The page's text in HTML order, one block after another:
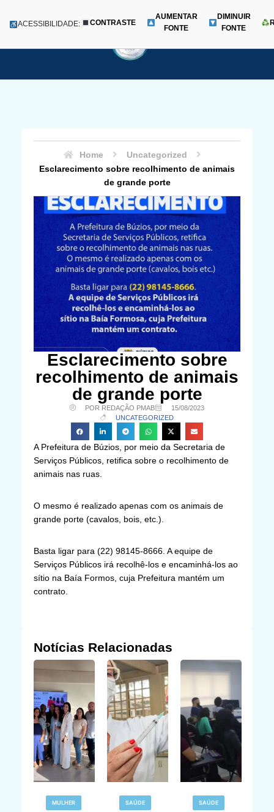
para
Menu
ACESSIBILIDADE: CONTRASTE
AUMENTAR
FONTE
DIMINUIR
FONTE
Home
Uncategorized
Esclarecimento sobre recolhimento de animais
de grande porte
Esclarecimento sobre
recolhimento de animais
de grande porte
POR REDAÇÃO PMAB
15/08/2023
UNCATEGORIZED
A Prefeitura de Búzios, por meio da Secretaria de
Serviços Públicos, retifica sobre o recolhimento de
animais nas ruas.
O mesmo é realizado apenas com os animais de
grande porte (cavalos, bois, etc.).
Basta ligar para (22) 98145-8666. A equipe de
Serviços Públicos irá recolhê-los e encaminhá-los ao
sítio na Baía Formos, cuja Prefeitura mantém um
contrato.
Notícias Relacionadas
MULHER SAÚDE SAÚDE